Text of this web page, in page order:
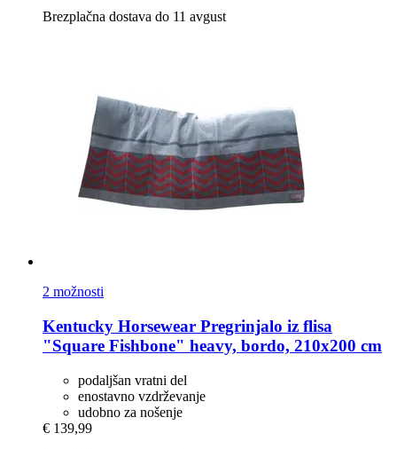
Brezplačna dostava do 11 avgust
2 možnosti
Kentucky Horsewear Pregrinjalo iz flisa
"Square Fishbone" heavy, bordo, 210x200 cm
podaljšan vratni del
enostavno vzdrževanje
udobno za nošenje
€ 139,99